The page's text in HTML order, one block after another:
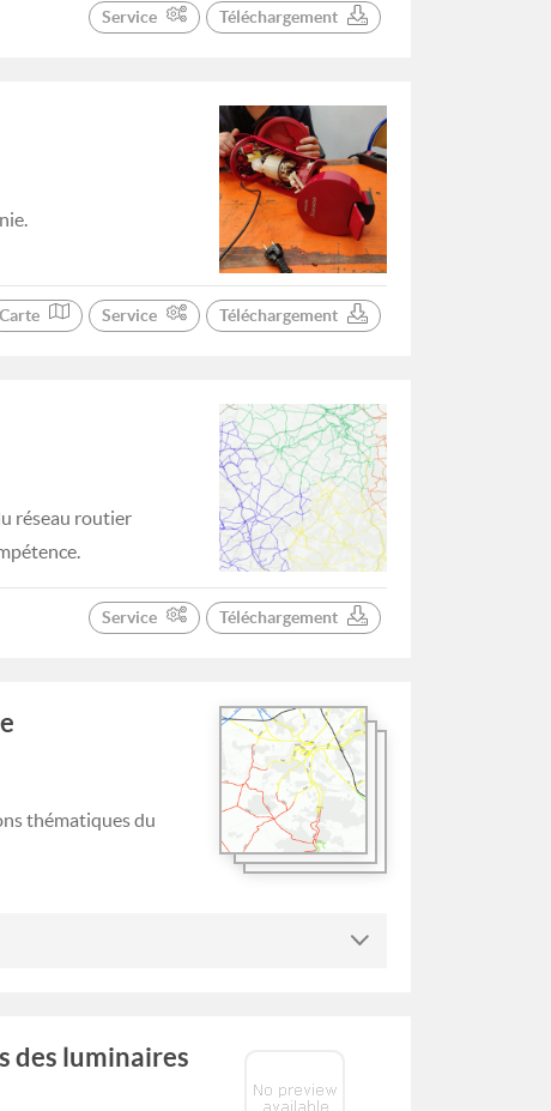
Service Téléchargement
Carte Service Téléchargement
réseau routier
Service Téléchargement
thématiques du
des luminaires